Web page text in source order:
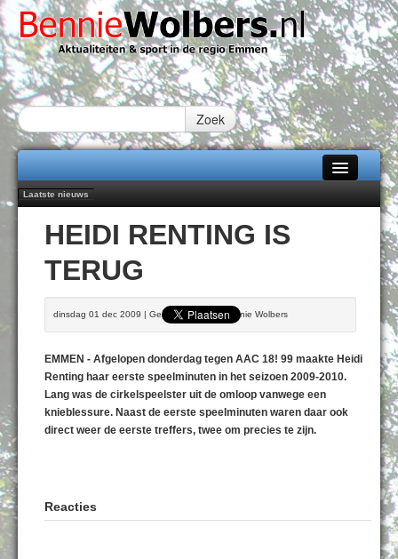
Zoek
Home
Alle categorieën
Over Bennie Wolbers
Fotoboek
Laatste nieuws
nieuwe rugsponsor
Najaar '26 staat live!
102 kaarsen voor eeuwling Mieke Sijbom-Maatje
Emmen wint op Open Dag overtuigend van Almere City
Treffer van Quispel bezorgt FC Emmen droomstart
HEIDI RENTING IS
TERUG
dinsdag 01 dec 2009 | Geschreven door Bennie Wolbers
EMMEN - Afgelopen donderdag tegen AAC 18! 99 maakte Heidi
Renting haar eerste speelminuten in het seizoen 2009-2010.
Lang was de cirkelspeelster uit de omloop vanwege een
knieblessure. Naast de eerste speelminuten waren daar ook
direct weer de eerste treffers, twee om precies te zijn.
Reacties